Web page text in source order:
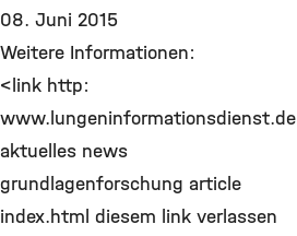
08. Juni 2015
Weitere Informationen:
<link http:
www.lungeninformationsdienst.de
aktuelles news
grundlagenforschung article
index.html diesem link verlassen